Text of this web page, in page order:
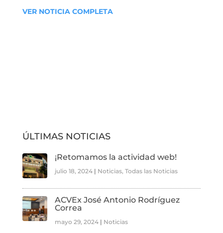
VER NOTICIA COMPLETA
ÚLTIMAS NOTICIAS
¡Retomamos la actividad web!
julio 18, 2024| Noticias, Todas las Noticias
ACVEx José Antonio Rodríguez
Correa
mayo 29, 2024| Noticias